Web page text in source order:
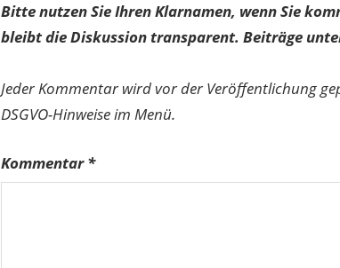
Bitte nutzen Sie Ihren Klarnamen, wenn Sie
bleibt die Diskussion transparent. Beiträge
Jeder Kommentar wird vor der Veröffentlichung
DSGVO-Hinweise im Menü.
Kommentar*